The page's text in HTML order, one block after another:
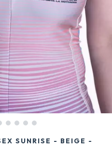
SUNRISE - BEIGE -